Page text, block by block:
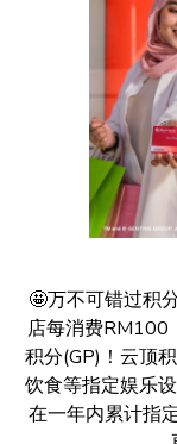
🤩万不可错过积
店每消费RM100
积分(GP)！云顶
饮食等指定娱乐
在一年内累计指